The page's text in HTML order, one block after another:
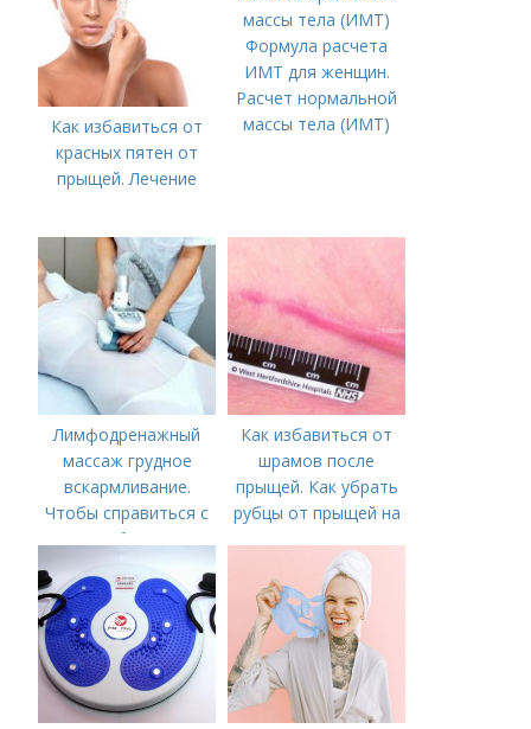
Как избавиться от
красных пятен от
прыщей. Лечение
Формула расчета
ИМТ для женщин.
Расчет нормальной
массы тела (ИМТ)
Лимфодренажный
массаж грудное
вскармливание.
Чтобы справиться с
нагрубанием,
необходимо
предпринять
следующие действия:
Как избавиться от
шрамов после
прыщей. Как убрать
рубцы от прыщей на